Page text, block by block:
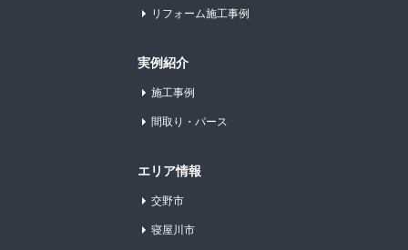
リフォーム施工事例
実例紹介
施工事例
間取り・パース
エリア情報
交野市
寝屋川市